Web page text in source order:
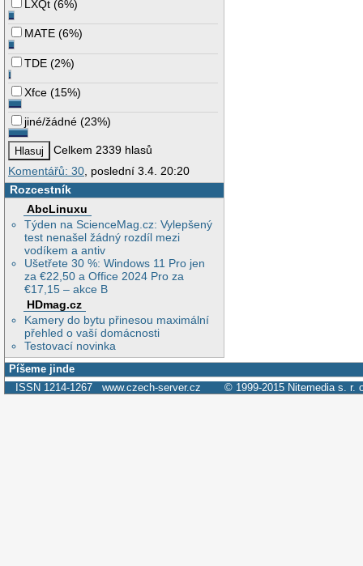
LXQt (6%)
MATE (6%)
TDE (2%)
Xfce (15%)
jiné/žádné (23%)
Celkem 2339 hlasů
Komentářů: 30 , poslední 3.4. 20:20
Rozcestník
AbcLinuxu
Týden na ScienceMag.cz: Vylepšený
test nenašel žádný rozdíl mezi
vodíkem a antiv
Ušetřete 30 %: Windows 11 Pro jen
za €22,50 a Office 2024 Pro za
€17,15 – akce B
HDmag.cz
Kamery do bytu přinesou maximální
přehled o vaší domácnosti
Testovací novinka
Píšeme jinde
ISSN 1214-1267 www.czech-server.cz © 1999-2015 Nitemedia s. r.